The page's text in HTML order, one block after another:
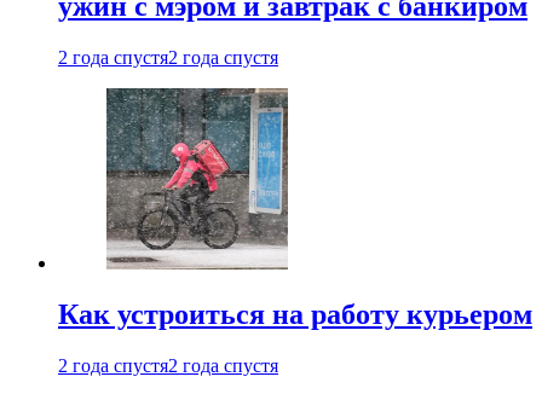
ужин с мэром и завтрак с банкиром
2 года спустя2 года спустя
Как устроиться на работу курьером
2 года спустя2 года спустя